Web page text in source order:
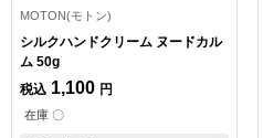
MOTON(モトン)
シルクハンドクリーム ヌードカル
ム 50g
税込 1,100 円
在庫 〇